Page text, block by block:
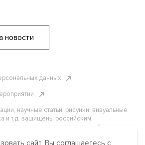
новости
данных
научные статьи, рисунки, визуальные
и т.д. защищены российским,
законодательством об авторском
сайт, Вы соглашаетесь с